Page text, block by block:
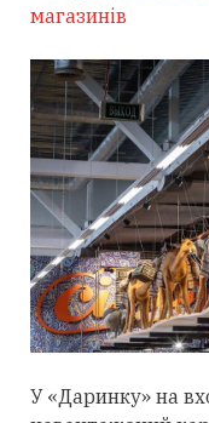
магазинів
У «Даринку» на